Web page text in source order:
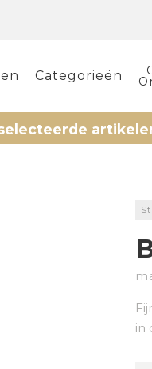
Categorieën
artikelen,
in